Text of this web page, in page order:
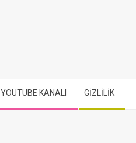
YOUTUBE KANALI GİZLİLİK